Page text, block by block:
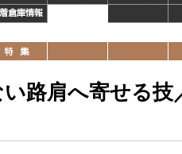
路肩へ寄せる